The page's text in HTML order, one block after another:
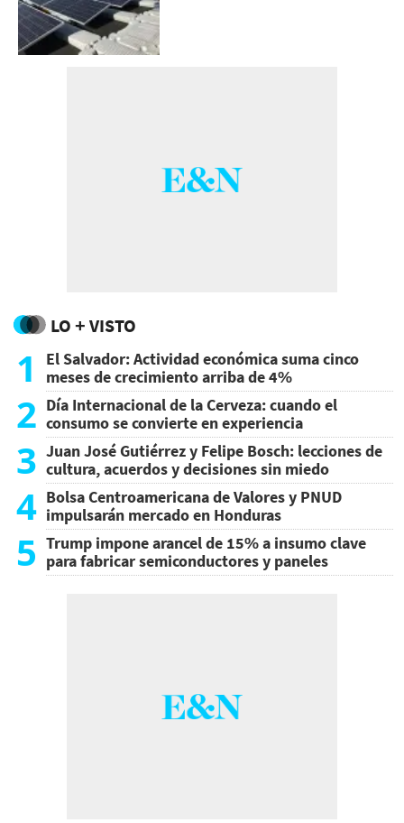
LO + VISTO
1
El Salvador: Actividad económica suma cinco
meses de crecimiento arriba de 4%
2 Día Internacional de la Cerveza: cuando el
consumo se convierte en experiencia
3 Juan José Gutiérrez y Felipe Bosch: lecciones de
cultura, acuerdos y decisiones sin miedo
4 Bolsa Centroamericana de Valores y PNUD
impulsarán mercado en Honduras
5 Trump impone arancel de 15% a insumo clave
para fabricar semiconductores y paneles